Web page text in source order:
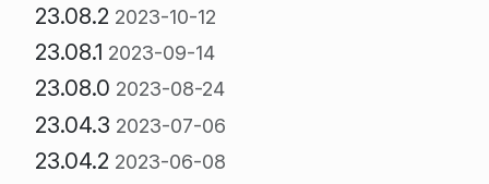
23.08.2 2023-10-12
23.08.1 2023-09-14
23.08.0 2023-08-24
23.04.3 2023-07-06
23.04.2 2023-06-08